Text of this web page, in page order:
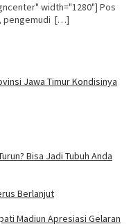
width="1280"] Pos
pengemudi […]
Jawa Timur Kondisinya
Bisa Jadi Tubuh Anda
Berlanjut
Madiun Apresiasi Gelaran